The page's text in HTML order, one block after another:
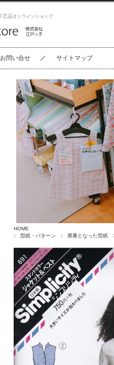
お問い合せ サイトマップ
HOME
型紙・パターン
廃番となった型紙